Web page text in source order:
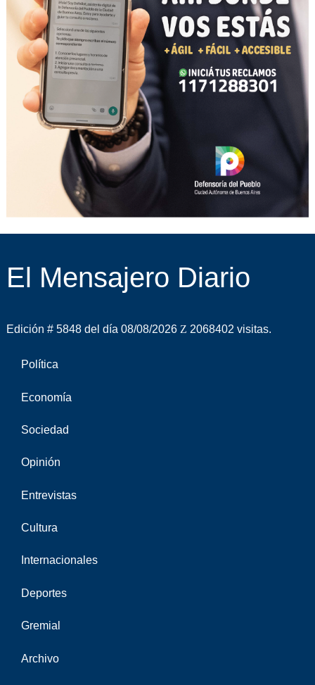
El Mensajero Diario
Edición # 5848 del día 08/08/2026 2068402 visitas.
Política
Economía
Sociedad
Opinión
Entrevistas
Cultura
Internacionales
Deportes
Gremial
Archivo